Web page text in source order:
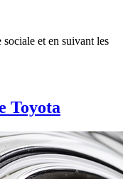
sociale et en suivant les
Toyota